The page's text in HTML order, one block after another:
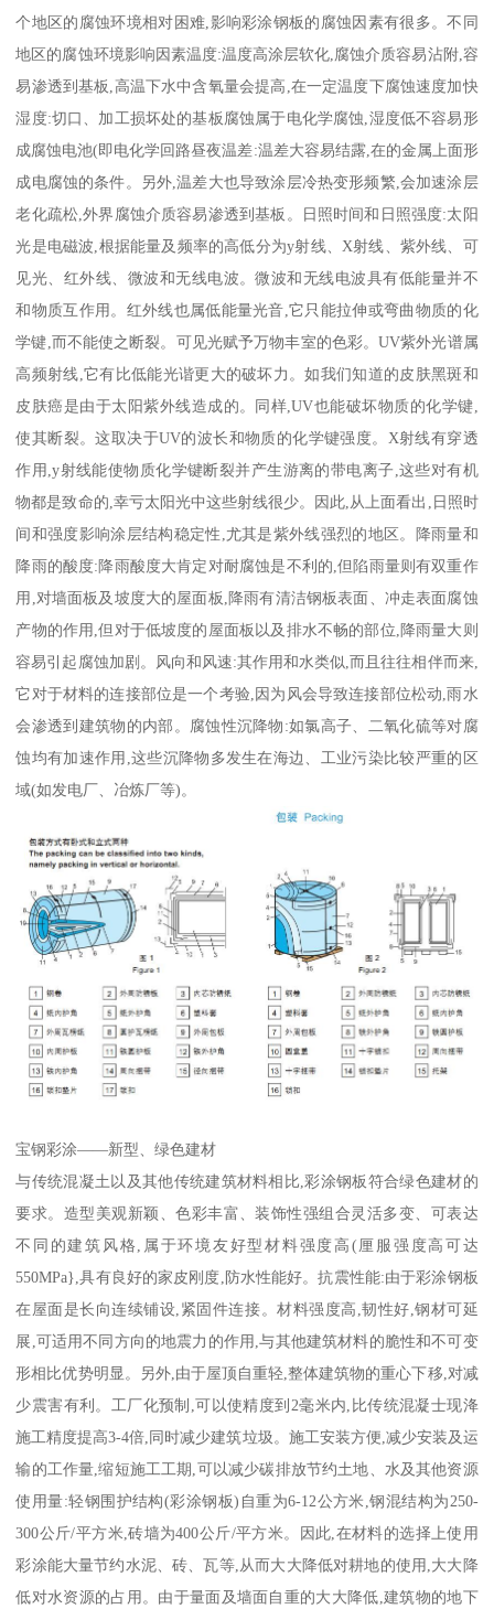
个地区的腐蚀环境相对困难,影响彩涂钢板的腐蚀因素有很多。不同
地区的腐蚀环境影响因素温度:温度高涂层软化,腐蚀介质容易沾附,容
易渗透到基板,高温下水中含氧量会提高,在一定温度下腐蚀速度加快
湿度:切口、加工损坏处的基板腐蚀属于电化学腐蚀,湿度低不容易形
成腐蚀电池(即电化学回路昼夜温差:温差大容易结露,在的金属上面形
成电腐蚀的条件。另外,温差大也导致涂层冷热变形频繁,会加速涂层
老化疏松,外界腐蚀介质容易渗透到基板。日照时间和日照强度:太阳
光是电磁波,根据能量及频率的高低分为y射线、X射线、紫外线、可
见光、红外线、微波和无线电波。微波和无线电波具有低能量并不
和物质互作用。红外线也属低能量光音,它只能拉伸或弯曲物质的化
学键,而不能使之断裂。可见光赋予万物丰室的色彩。UV紫外光谱属
高频射线,它有比低能光谐更大的破坏力。如我们知道的皮肤黑斑和
皮肤癌是由于太阳紫外线造成的。同样,UV也能破坏物质的化学键,
使其断裂。这取决于UV的波长和物质的化学键强度。X射线有穿透
作用,y射线能使物质化学键断裂并产生游离的带电离子,这些对有机
物都是致命的,幸亏太阳光中这些射线很少。因此,从上面看出,日照时
间和强度影响涂层结构稳定性,尤其是紫外线强烈的地区。降雨量和
降雨的酸度:降雨酸度大肯定对耐腐蚀是不利的,但陷雨量则有双重作
用,对墙面板及坡度大的屋面板,降雨有清洁钢板表面、冲走表面腐蚀
产物的作用,但对于低坡度的屋面板以及排水不畅的部位,降雨量大则
容易引起腐蚀加剧。风向和风速:其作用和水类似,而且往往相伴而来,
它对于材料的连接部位是一个考验,因为风会导致连接部位松动,雨水
会渗透到建筑物的内部。腐蚀性沉降物:如氯高子、二氧化硫等对腐
蚀均有加速作用,这些沉降物多发生在海边、工业污染比较严重的区
域(如发电厂、冶炼厂等)。
宝钢彩涂——新型、绿色建材
与传统混凝土以及其他传统建筑材料相比,彩涂钢板符合绿色建材的
要求。造型美观新颖、色彩丰富、装饰性强组合灵活多变、可表达
不同的建筑风格,属于环境友好型材料强度高(厘服强度高可达
550MPa},具有良好的家皮刚度,防水性能好。抗震性能:由于彩涂钢板
在屋面是长向连续铺设,紧固件连接。材料强度高,韧性好,钢材可延
展,可适用不同方向的地震力的作用,与其他建筑材料的脆性和不可变
形相比优势明显。另外,由于屋顶自重轻,整体建筑物的重心下移,对减
少震害有利。工厂化预制,可以使精度到2毫米内,比传统混凝士现洚
施工精度提高3-4倍,同时减少建筑垃圾。施工安装方便,减少安装及运
输的工作量,缩短施工工期,可以减少碳排放节约土地、水及其他资源
使用量:轻钢围护结构(彩涂钢板)自重为6-12公方米,钢混结构为250-
300公斤/平方米,砖墙为400公斤/平方米。因此,在材料的选择上使用
彩涂能大量节约水泥、砖、瓦等,从而大大降低对耕地的使用,大大降
低对水资源的占用。由于量面及墙面自重的大大降低,建筑物的地下